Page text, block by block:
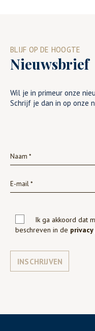
BLIJF OP DE HOOGTE
Nieuwsbrief
Wil je in primeur onze
Schrijf je dan in op onze
Ik ga akkoord dat
beschreven in de
INSCHRIJVEN